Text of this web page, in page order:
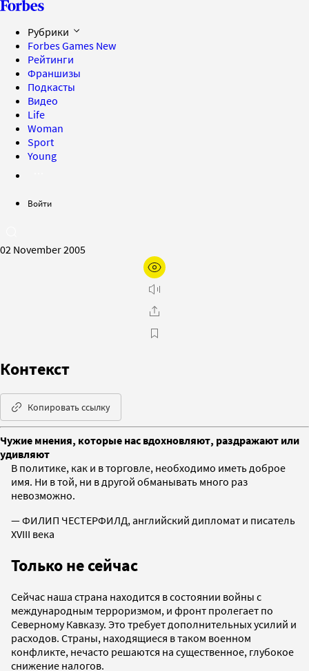
Рубрики
Forbes Games New
Рейтинги
Франшизы
Подкасты
Видео
Life
Woman
Sport
Young
Войти
02 November 2005
Контекст
Копировать ссылку
Чужие мнения, которые нас вдохновляют, раздражают или
удивляют
В политике, как и в торговле, необходимо иметь доброе
имя. Ни в той, ни в другой обманывать много раз
невозможно.
— ФИЛИП ЧЕСТЕРФИЛД, английский дипломат и писатель
XVIII века
Только не сейчас
Сейчас наша страна находится в состоянии войны с
международным терроризмом, и фронт пролегает по
Северному Кавказу. Это требует дополнительных усилий и
расходов. Страны, находящиеся в таком военном
конфликте, нечасто решаются на существенное, глубокое
снижение налогов.